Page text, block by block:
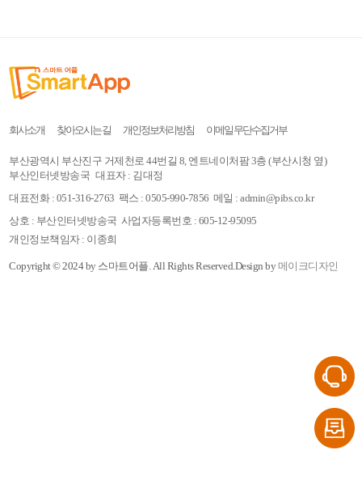
회사소개 찾아오시는 길 개인정보처리방침 이메일 무단수집거부
부산광역시 부산진구 거제천로 44번길 8, 엔트네이처팜 3층 (부산시청 옆)
부산인터넷방송국 대표자 : 김대정
대표전화 : 051-316-2763 팩스 : 0505-990-7856 메일 : admin@pibs.co.kr
상호 : 부산인터넷방송국 사업자등록번호 : 605-12-95095
개인정보책임자 : 이종희
Copyright © 2024 by 스마트어플.All Rights Reserved.Design by메이크디자인